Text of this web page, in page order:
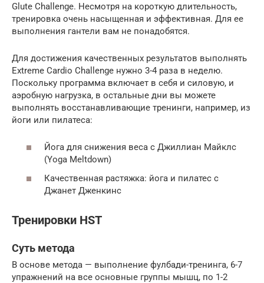
Glute Challenge. Несмотря на короткую длительность,
тренировка очень насыщенная и эффективная. Для ее
выполнения гантели вам не понадобятся.
Для достижения качественных результатов выполнять
Extreme Cardio Challenge нужно 3-4 раза в неделю.
Поскольку программа включает в себя и силовую, и
аэробную нагрузка, в остальные дни вы можете
выполнять восстанавливающие тренинги, например, из
йоги или пилатеса:
Йога для снижения веса с Джиллиан Майклс
(Yoga Meltdown)
Качественная растяжка: йога и пилатес с
Джанет Дженкинс
Тренировки HST
Суть метода
В основе метода — выполнение фулбади-тренинга, 6-7
упражнений на все основные группы мышц, по 1-2